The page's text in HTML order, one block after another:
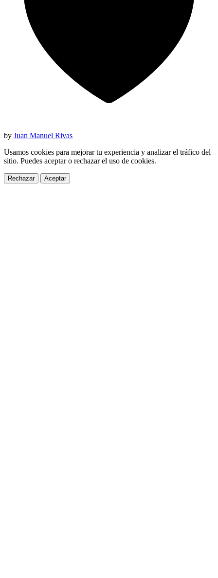
by Juan Manuel Rivas
Usamos cookies para mejorar tu experiencia y analizar el tráfico del
sitio. Puedes aceptar o rechazar el uso de cookies.
Rechazar Aceptar